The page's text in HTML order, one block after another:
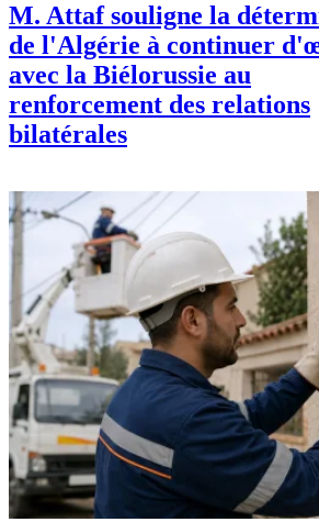
M. Attaf souligne la
de l'Algérie à continuer
avec la Biélorussie au
renforcement des relations
bilatérales